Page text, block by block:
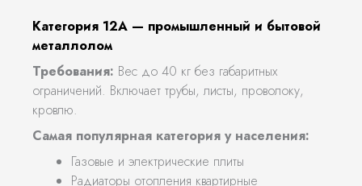
Категория 12А — промышленный и бытовой
металлолом
Требования: Вес до 40 кг без габаритных
ограничений. Включает трубы, листы, проволоку,
кровлю.
Самая популярная категория у населения:
Газовые и электрические плиты
Радиаторы отопления квартирные